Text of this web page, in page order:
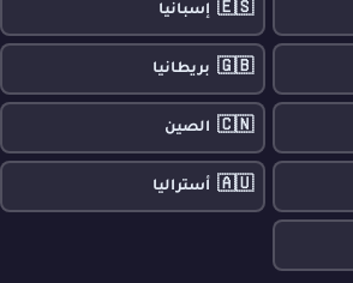
🇪🇸 إسبانيا
🇬🇧 بريطانيا
🇨🇳 الصين
🇦🇺 أستراليا